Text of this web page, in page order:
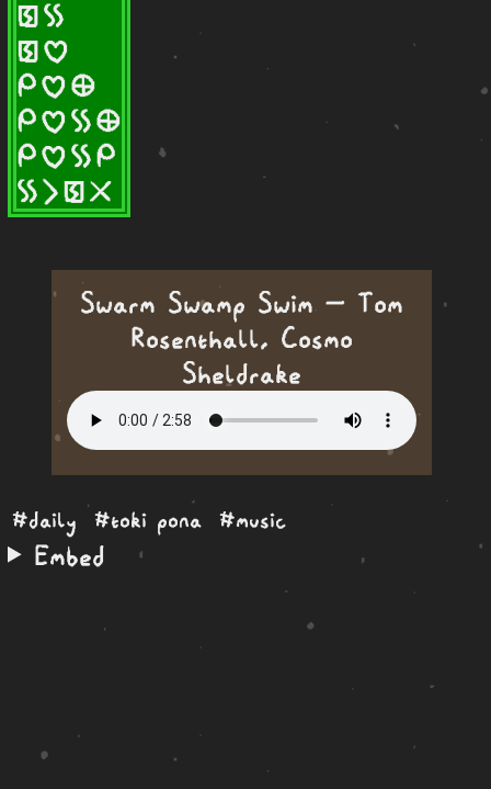
pakala kon
pakala pilin
mi pilin ma
mi pilin kon ma
mi pilin kon mi
kon li pakala ala
Swarm Swamp Swim — Tom
Rosenthall, Cosmo
Sheldrake
#daily #toki pona #music
Embed